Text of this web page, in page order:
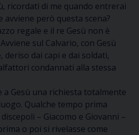
ricordati di me quando entrerai
avviene però questa scena?
regale e il re Gesù non è
sul Calvario, con Gesù
deriso dai capi e dai soldati,
condannati alla stessa
a Gesù una richiesta totalmente
Qualche tempo prima
discepoli – Giacomo e Giovanni –
o poi si rivelasse come